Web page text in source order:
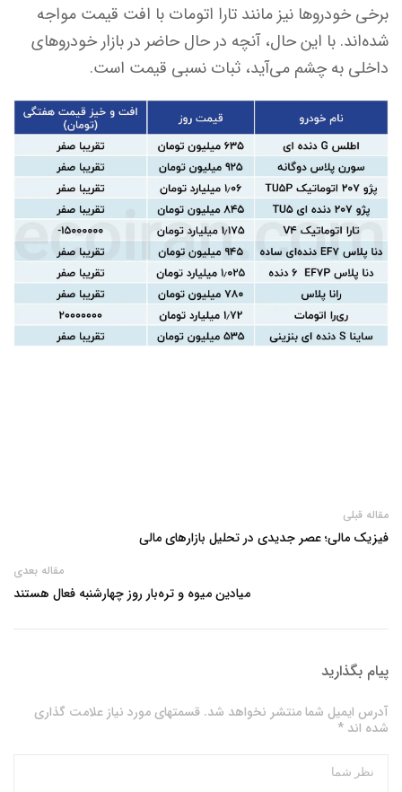
برخی خودروها نیز مانند تارا اتومات با افت قیمت مواجه
شده‌اند. با این حال، آنچه در حال حاضر در بازار خودروهای
داخلی به چشم می‌آید، ثبات نسبی قیمت است.
مقاله قبلی
فیزیک مالی؛ عصر جدیدی در تحلیل بازارهای مالی
مقاله بعدی
میادین میوه و تره‌بار روز چهارشنبه فعال هستند
پیام بگذارید
آدرس ایمیل شما منتشر نخواهد شد. قسمتهای مورد نیاز علامت گذاری
شده اند *